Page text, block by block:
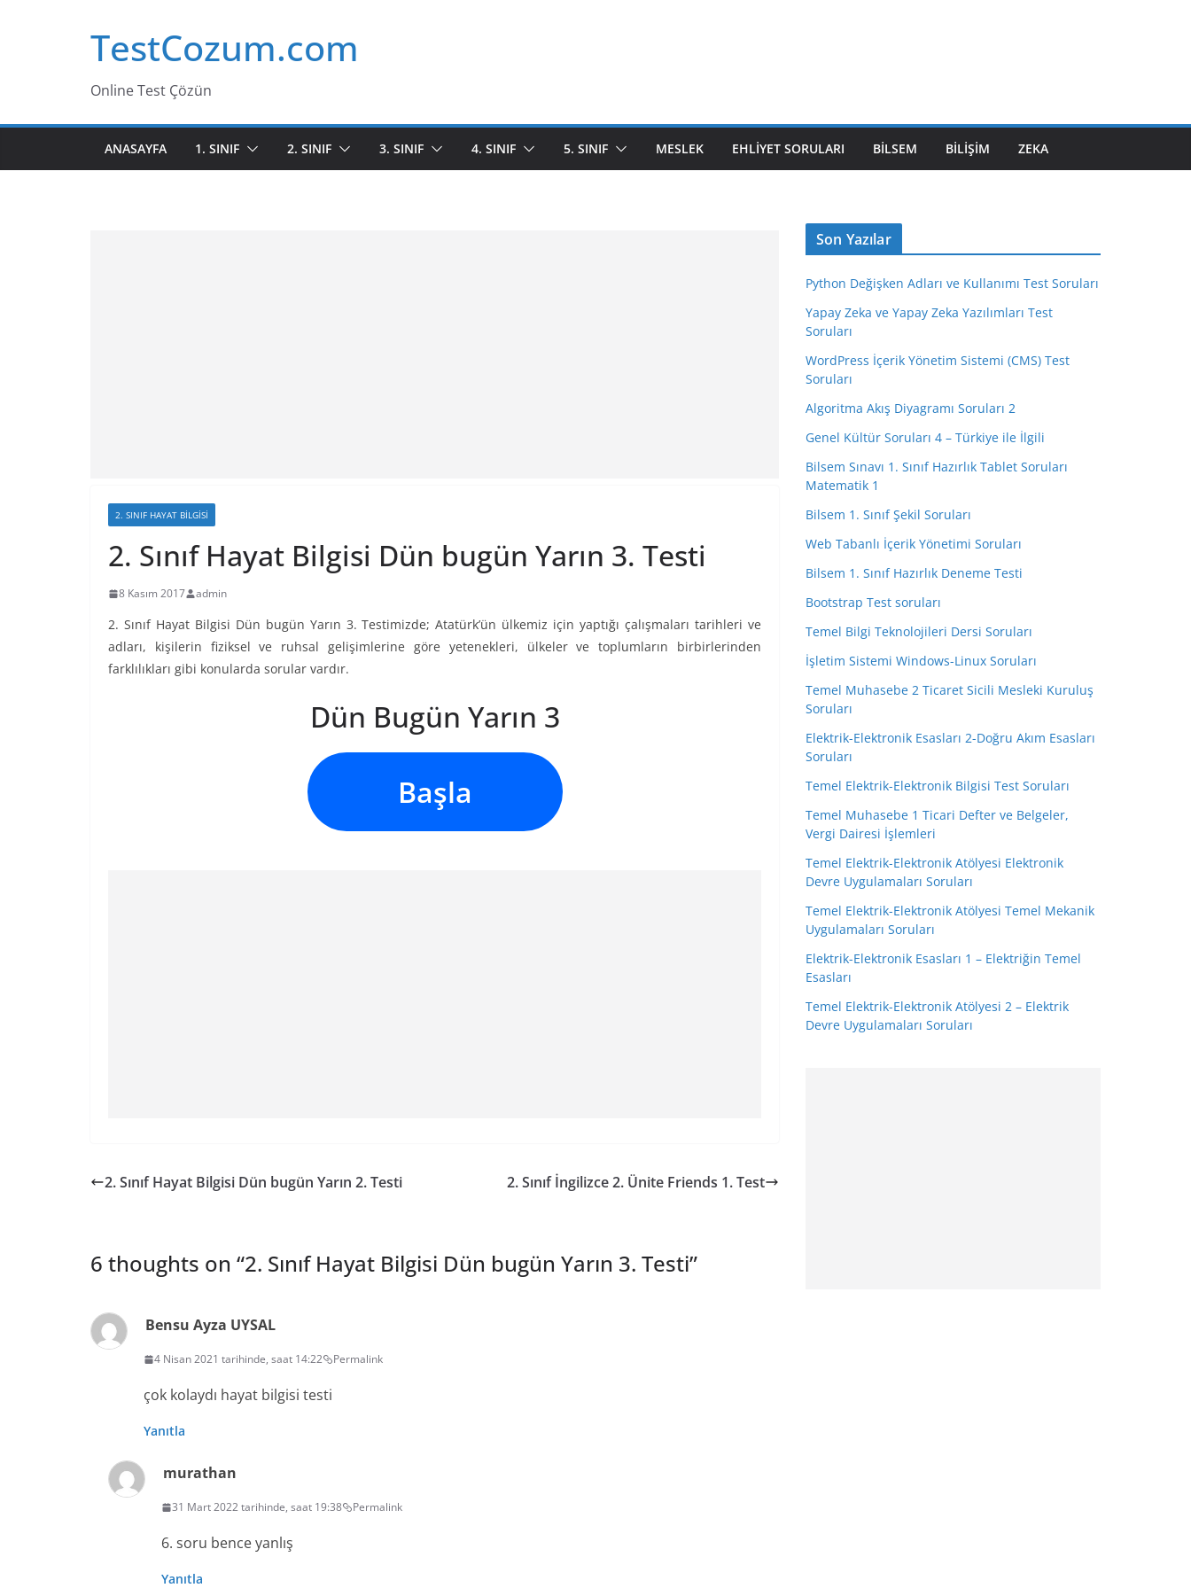
TestCozum.com
Online Test Çözün
ANASAYFA 1. SINIF 2. SINIF 3. SINIF 4. SINIF 5. SINIF MESLEK EHLIYET SORULARI BILSEM BILIŞIM ZEKA
2. SINIF HAYAT BILGISI
2. Sınıf Hayat Bilgisi Dün bugün Yarın 3. Testi
8 Kasım 2017 admin
2. Sınıf Hayat Bilgisi Dün bugün Yarın 3. Testimizde; Atatürk’ün ülkemiz için yaptığı çalışmaları tarihleri ve
adları, kişilerin fiziksel ve ruhsal gelişimlerine göre yetenekleri, ülkeler ve toplumların birbirlerinden
farklılıkları gibi konularda sorular vardır.
Dün Bugün Yarın 3
Başla
2. Sınıf Hayat Bilgisi Dün bugün Yarın 2. Testi 2. Sınıf İngilizce 2. Ünite Friends 1. Test
6 thoughts on “2. Sınıf Hayat Bilgisi Dün bugün Yarın 3. Testi”
Bensu Ayza UYSAL
4 Nisan 2021 tarihinde, saat 14:22 Permalink
çok kolaydı hayat bilgisi testi
Yanıtla
murathan
31 Mart 2022 tarihinde, saat 19:38 Permalink
6. soru bence yanlış
Yanıtla
Son Yazılar
Python Değişken Adları ve Kullanımı Test Soruları
Yapay Zeka ve Yapay Zeka Yazılımları Test
Soruları
WordPress İçerik Yönetim Sistemi (CMS) Test
Soruları
Algoritma Akış Diyagramı Soruları 2
Genel Kültür Soruları 4 – Türkiye ile İlgili
Bilsem Sınavı 1. Sınıf Hazırlık Tablet Soruları
Matematik 1
Bilsem 1. Sınıf Şekil Soruları
Web Tabanlı İçerik Yönetimi Soruları
Bilsem 1. Sınıf Hazırlık Deneme Testi
Bootstrap Test soruları
Temel Bilgi Teknolojileri Dersi Soruları
İşletim Sistemi Windows-Linux Soruları
Temel Muhasebe 2 Ticaret Sicili Mesleki Kuruluş
Soruları
Elektrik-Elektronik Esasları 2-Doğru Akım Esasları
Soruları
Temel Elektrik-Elektronik Bilgisi Test Soruları
Temel Muhasebe 1 Ticari Defter ve Belgeler,
Vergi Dairesi İşlemleri
Temel Elektrik-Elektronik Atölyesi Elektronik
Devre Uygulamaları Soruları
Temel Elektrik-Elektronik Atölyesi Temel Mekanik
Uygulamaları Soruları
Elektrik-Elektronik Esasları 1 – Elektriğin Temel
Esasları
Temel Elektrik-Elektronik Atölyesi 2 – Elektrik
Devre Uygulamaları Soruları